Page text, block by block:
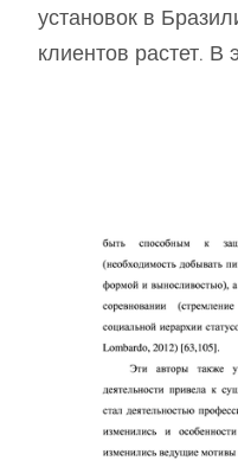
установок в
клиентов растет. В